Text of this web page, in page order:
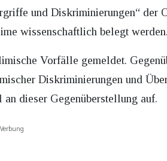
und Diskriminierungen“ der
wissenschaftlich belegt werden.
Vorfälle gemeldet.
Diskriminierungen und
dieser Gegenüberstellung auf.